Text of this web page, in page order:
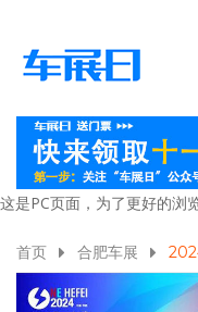
这是PC页面，为了更好的浏
首页 合肥车展